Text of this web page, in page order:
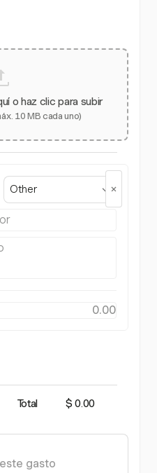
o haz clic para subir
10 MB cada uno)
Other
Total $ 0.00